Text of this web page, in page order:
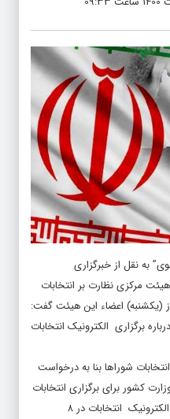
” به نقل از خبرگزاری
مرکزی نظارت بر انتخابات
(یکشنبه) اعضاء این هیئت گفت:
برگزاری الکترونیک انتخابات
شوراها بنا به درخواست
کشور برای برگزاری انتخابات
الکترونیک در اختیار داشت با برگزاری الکترونیک انتخابات در ۸